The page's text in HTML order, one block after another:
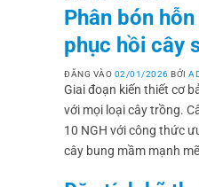
Phân bón
phục hồi cây
ĐĂNG VÀO 02/01/2026 BỞI
Giai đoạn kiến thiết cơ
với mọi loại cây trồng.
10 NGH với công thức
cây bung mầm mạnh